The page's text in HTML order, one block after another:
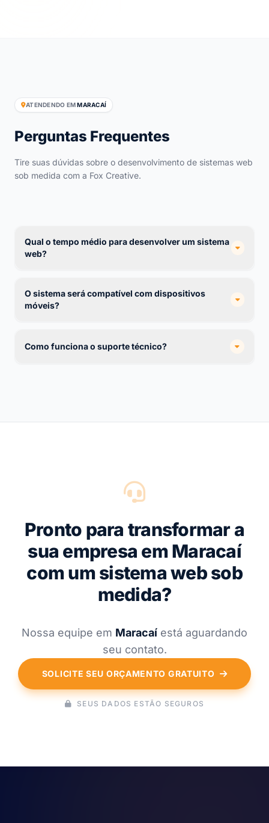
ATENDENDO EMMARACAÍ
Perguntas Frequentes
Tire suas dúvidas sobre o desenvolvimento de sistemas web
sob medida com a Fox Creative.
Qual o tempo médio para desenvolver um sistema
web?
O sistema será compatível com dispositivos
móveis?
Como funciona o suporte técnico?
Pronto para transformar a
sua empresa em Maracaí
com um sistema web sob
medida?
Nossa equipe em Maracaí está aguardando
seu contato.
SOLICITE SEU ORÇAMENTO GRATUITO
SEUS DADOS ESTÃO SEGUROS